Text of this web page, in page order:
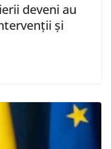
deveni au
și